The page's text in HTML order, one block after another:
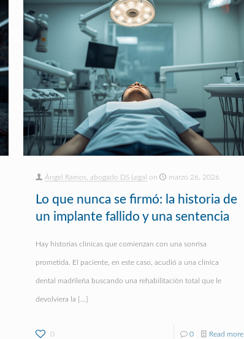
Ángel Ramos, abogado DS Legal on marzo 26, 2026
Lo que nunca se firmó: la historia de
un implante fallido y una sentencia
Hay historias clínicas que comienzan con una sonrisa
prometida. El paciente, en este caso, acudió a una clínica
dental madrileña buscando una rehabilitación total que le
devolviera la […]
0 0 Read more